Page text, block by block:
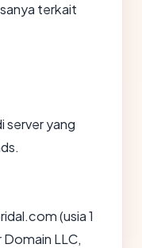
terkait
server yang
(usia 1
Domain LLC,